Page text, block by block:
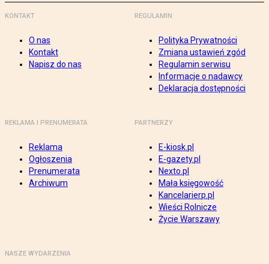
KONTAKT
O nas
Kontakt
Napisz do nas
REGULAMIN
Polityka Prywatności
Zmiana ustawień zgód
Regulamin serwisu
Informacje o nadawcy
Deklaracja dostępności
REKLAMA I PRENUMERATA
Reklama
Ogłoszenia
Prenumerata
Archiwum
PARTNERZY
E-kiosk.pl
E-gazety.pl
Nexto.pl
Mała księgowość
Kancelarierp.pl
Wieści Rolnicze
Życie Warszawy
NASZE WYDARZENIA